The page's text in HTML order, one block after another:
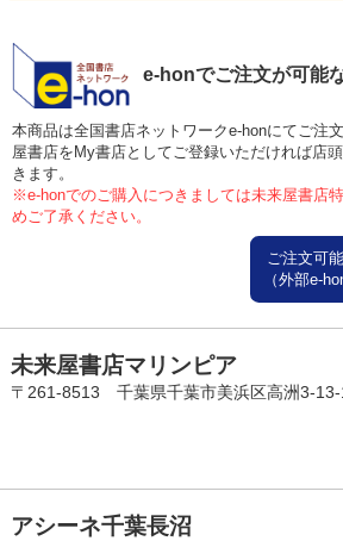
e-honでご注文が可能
本商品は全国書店ネットワークe-honにてご注
屋書店をMy書店としてご登録いただければ店
きます。
※e-honでのご購入につきましては未来屋書店
めご了承ください。
ご注文可
（外部e-
未来屋書店マリンピア
〒261-8513 千葉県千葉市美浜区高洲3-13-
アシーネ千葉長沼